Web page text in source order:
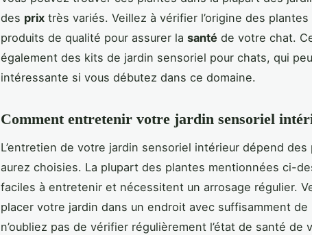
des prix très variés. Veillez à vérifier l’origine des
produits de qualité pour assurer la santé de votre chat.
également des kits de jardin sensoriel pour chats, qui
intéressante si vous débutez dans ce domaine.
Comment entretenir votre jardin sensoriel
L’entretien de votre jardin sensoriel intérieur dépend des
aurez choisies. La plupart des plantes mentionnées ci-
faciles à entretenir et nécessitent un arrosage régulier.
placer votre jardin dans un endroit avec suffisamment de
n’oubliez pas de vérifier régulièrement l’état de santé de